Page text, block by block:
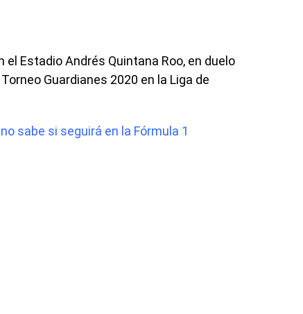
Estadio Andrés Quintana Roo, en duelo
Guardianes 2020 en la Liga de
sabe si seguirá en la Fórmula 1